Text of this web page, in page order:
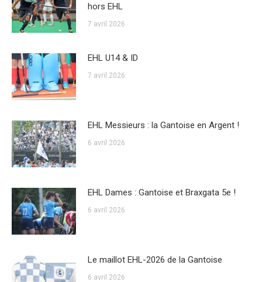
hors EHL
7 avril 2026
EHL U14 & ID
7 avril 2026
EHL Messieurs : la Gantoise en Argent !
6 avril 2026
EHL Dames : Gantoise et Braxgata 5e !
6 avril 2026
Le maillot EHL-2026 de la Gantoise
6 avril 2026